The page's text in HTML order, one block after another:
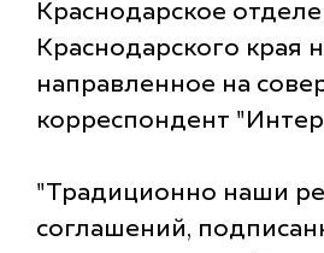
Краснодарское
Краснодарского края
направленное на
корреспондент
"Традиционно наши
соглашений,